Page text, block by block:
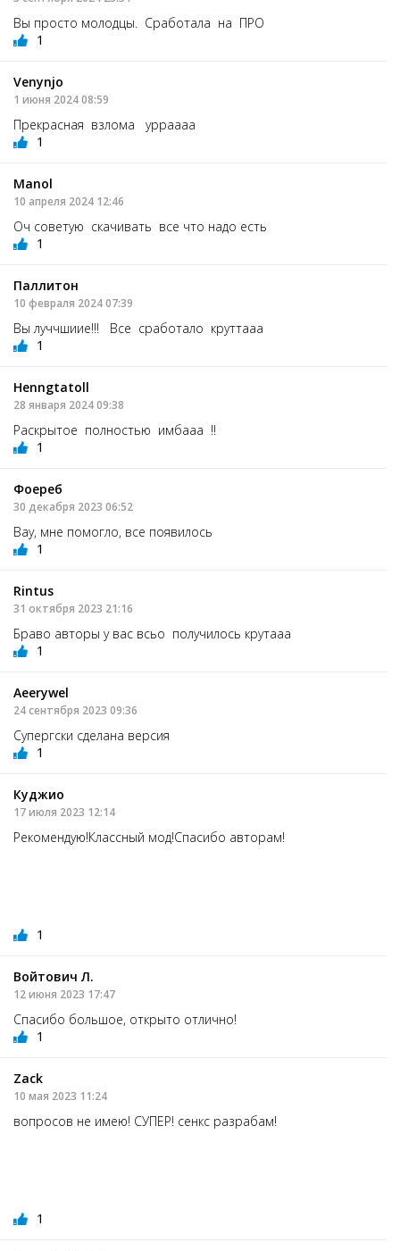
Вы просто молодцы. Сработала на ПРО
1
Venynjo
1 июня 2024 08:59
Прекрасная взлома урраааа
1
Manol
10 апреля 2024 12:46
Оч советую скачивать все что надо есть
1
Паллитон
10 февраля 2024 07:39
Вы луччшиие!!! Все сработало круттааа
1
Henngtatoll
28 января 2024 09:38
Раскрытое полностью имбааа !!
1
Фоереб
30 декабря 2023 06:52
Вау, мне помогло, все появилось
1
Rintus
31 октября 2023 21:16
Браво авторы у вас всьо получилось крутааа
1
Aeerywel
24 сентября 2023 09:36
Супергски сделана версия
1
Куджио
17 июля 2023 12:14
Рекомендую!Классный мод!Спасибо авторам!
1
Войтович Л.
12 июня 2023 17:47
Спасибо большое, открыто отлично!
1
Zack
10 мая 2023 11:24
вопросов не имею! СУПЕР! сенкс разрабам!
1